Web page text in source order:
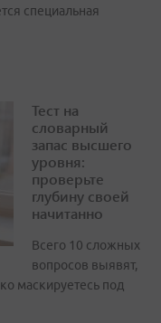
специальная
Тест на
словарный
запас высшего
уровня:
проверьте
глубину своей
начитанно
Всего 10 сложных
вопросов выявят,
маскируетесь под